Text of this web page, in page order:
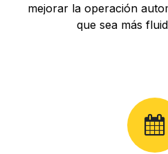
mejorar la operación
que sea más